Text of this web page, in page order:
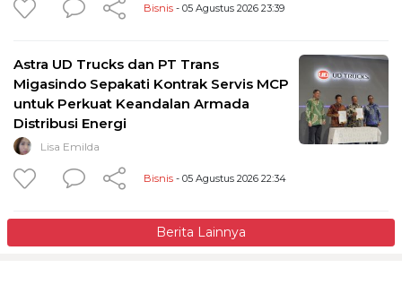
Bisnis - 05 Agustus 2026 23:39
Astra UD Trucks dan PT Trans
Migasindo Sepakati Kontrak Servis MCP
untuk Perkuat Keandalan Armada
Distribusi Energi
Lisa Emilda
Bisnis - 05 Agustus 2026 22:34
Berita Lainnya